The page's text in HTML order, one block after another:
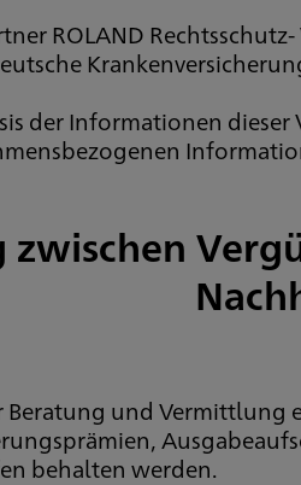
ROLAND
der Informationen
zwischen
Beratung und
behalten werden.